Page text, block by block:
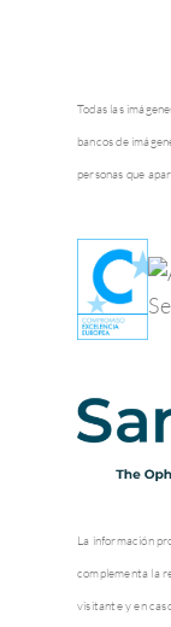
Todas las
bancos de
personas que
La información
complementa la
visitante y en